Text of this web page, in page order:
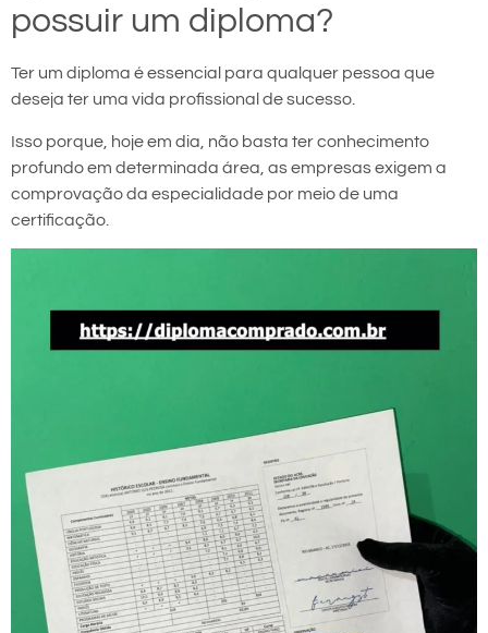
possuir um diploma?
Ter um diploma é essencial para qualquer pessoa que
deseja ter uma vida profissional de sucesso.
Isso porque, hoje em dia, não basta ter conhecimento
profundo em determinada área, as empresas exigem a
comprovação da especialidade por meio de uma
certificação.